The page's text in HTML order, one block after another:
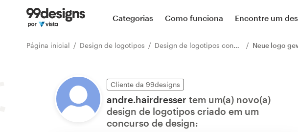
Categorias Como funciona Encontre um
Página inicial Design de logotipos Design de logotipos concursos Neue logo
Cliente da 99designs
andre.hairdresser tem um(a) novo(a)
design de logotipos criado em um
concurso de design: